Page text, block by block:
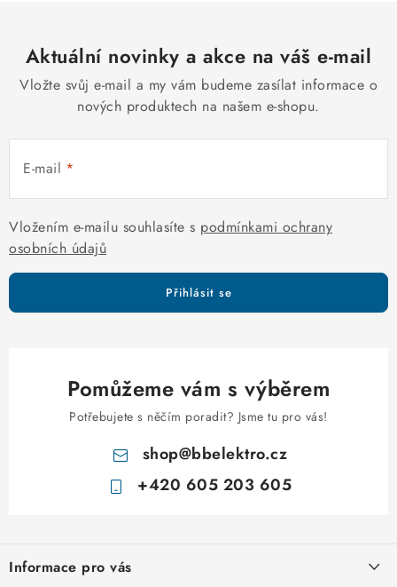
v
k
p
i
s
u
á
n
Aktuální novinky a akce na váš e-mail
Vložte svůj e-mail a my vám budeme zasílat informace o
nových produktech na našem e-shopu.
E-mail
Vložením e-mailu souhlasíte s podmínkami ochrany
osobních údajů
Přihlásit se
Pomůžeme vám s výběrem
Potřebujete s něčím poradit? Jsme tu pro vás!
shop@bbelektro.cz
+420 605 203 605
pInformace pro vás